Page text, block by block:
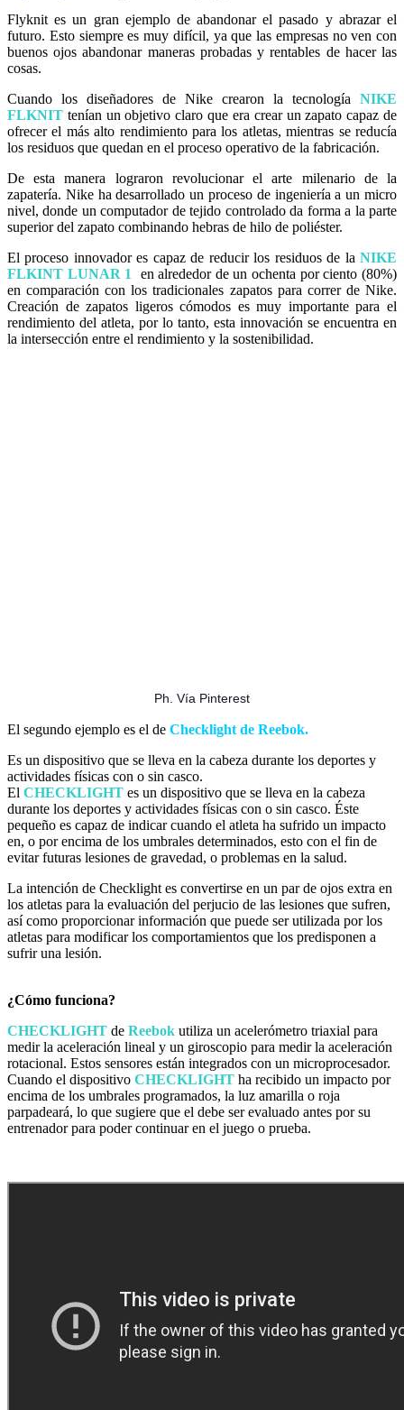
Flyknit es un gran ejemplo de abandonar el pasado y abrazar el
futuro. Esto siempre es muy difícil, ya que las empresas no ven con
buenos ojos abandonar maneras probadas y rentables de hacer las
cosas.
Cuando los diseñadores de Nike crearon la tecnología NIKE
FLKNIT tenían un objetivo claro que era crear un zapato capaz de
ofrecer el más alto rendimiento para los atletas, mientras se reducía
los residuos que quedan en el proceso operativo de la fabricación.
De esta manera lograron revolucionar el arte milenario de la
zapatería. Nike ha desarrollado un proceso de ingeniería a un micro
nivel, donde un computador de tejido controlado da forma a la parte
superior del zapato combinando hebras de hilo de poliéster.
El proceso innovador es capaz de reducir los residuos de la NIKE
FLKINT LUNAR 1
en alrededor de un ochenta por ciento (80%)
en comparación con los tradicionales zapatos para correr de Nike.
Creación de zapatos ligeros cómodos es muy importante para el
rendimiento del atleta, por lo tanto, esta innovación se encuentra en
la intersección entre el rendimiento y la sostenibilidad.
Ph. Vía Pinterest
El segundo ejemplo es el de Checklight de Reebok.
Es un dispositivo que se lleva en la cabeza durante los deportes y
actividades físicas con o sin casco.
El CHECKLIGHT es un dispositivo que se lleva en la cabeza
durante los deportes y actividades físicas con o sin casco. Éste
pequeño es capaz de indicar cuando el atleta ha sufrido un impacto
en, o por encima de los umbrales determinados, esto con el fin de
evitar futuras lesiones de gravedad, o problemas en la salud.
La intención de Checklight es convertirse en un par de ojos extra en
los atletas para la evaluación del perjucio de las lesiones que sufren,
así como proporcionar información que puede ser utilizada por los
atletas para modificar los comportamientos que los predisponen a
sufrir una lesión.
¿Cómo funciona?
CHECKLIGHT de Reebok utiliza un acelerómetro triaxial para
medir la aceleración lineal y un giroscopio para medir la aceleración
rotacional. Estos sensores están integrados con un microprocesador.
Cuando el dispositivo CHECKLIGHT ha recibido un impacto por
encima de los umbrales programados, la luz amarilla o roja
parpadeará, lo que sugiere que el debe ser evaluado antes por su
entrenador para poder continuar en el juego o prueba.